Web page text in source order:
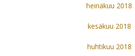
heinäkuu 2018
kesäkuu 2018
huhtikuu 2018